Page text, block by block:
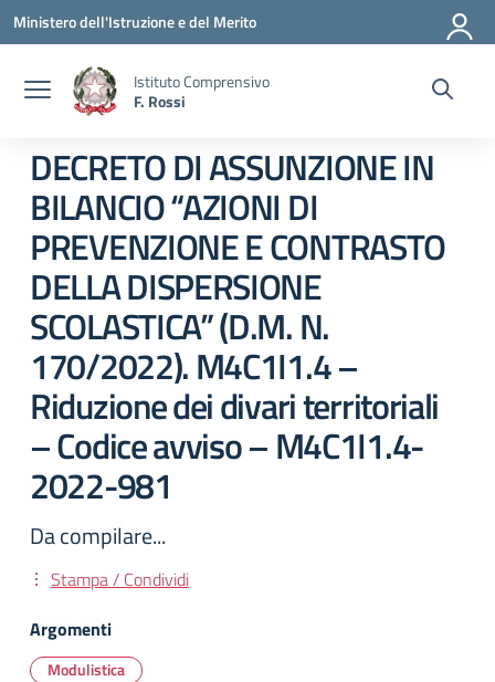
Vai ai contenuti
Vai al menu di navigazione
Vai al footer
Ministero dell'Istruzione e del Merito
Istituto Comprensivo
F. Rossi
DECRETO DI ASSUNZIONE IN
BILANCIO “AZIONI DI
PREVENZIONE E CONTRASTO
DELLA DISPERSIONE
SCOLASTICA” (D.M. N.
170/2022). M4C1I1.4 –
Riduzione dei divari territoriali
– Codice avviso – M4C1I1.4-
2022-981
Da compilare...
Stampa / Condividi
Argomenti
Modulistica